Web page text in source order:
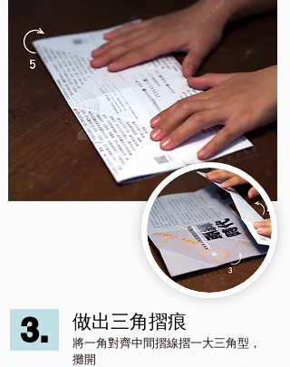
3. 做出三角摺痕
將一角對齊中間摺線摺一大三角型，
攤開